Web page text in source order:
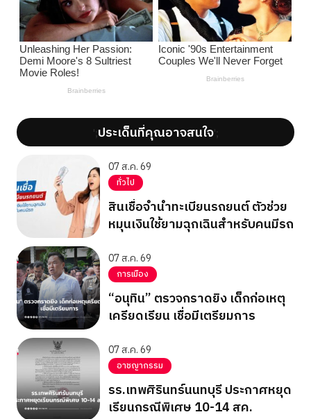
';ประเด็นที่คุณอาจสนใจ';
07 ส.ค. 69
ทั่วไป
สินเชื่อจำนำทะเบียนรถยนต์ ตัวช่วย
หมุนเงินใช้ยามฉุกเฉินสำหรับคนมีรถ
07 ส.ค. 69
การเมือง
“อนุทิน” ตรวจกราดยิง เด็กก่อเหตุ
เครียดเรียน เชื่อมีเตรียมการ
07 ส.ค. 69
อาชญากรรม
รร.เทพศิรินทร์นนทบุรี ประกาศหยุด
เรียนกรณีพิเศษ 10-14 สค.